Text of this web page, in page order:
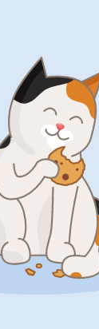
Det
oss att du är
1 2